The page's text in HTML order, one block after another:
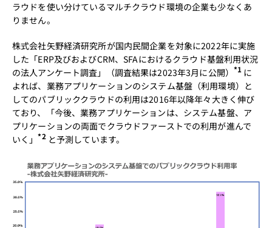
ラウドを使い分けているマルチクラウド環境の企業も少なくあ
りません。
株式会社矢野経済研究所が国内民間企業を対象に2022年に実施
した「ERP及びおよびCRM、SFAにおけるクラウド基盤利用状況
の法人アンケート調査」（調査結果は2023年3月に公開） *1 に
よれば、業務アプリケーションのシステム基盤（利用環境）と
してのパブリッククラウドの利用は2016年以降年々大きく伸び
ており、「今後、業務アプリケーションは、システム基盤、ア
プリケーションの両面でクラウドファーストでの利用が進んで
いく」 *2と予測しています。